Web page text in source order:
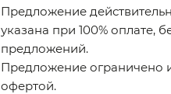
Предложение
указана при 100% оплате,
предложений.
Предложение ограничено
офертой.